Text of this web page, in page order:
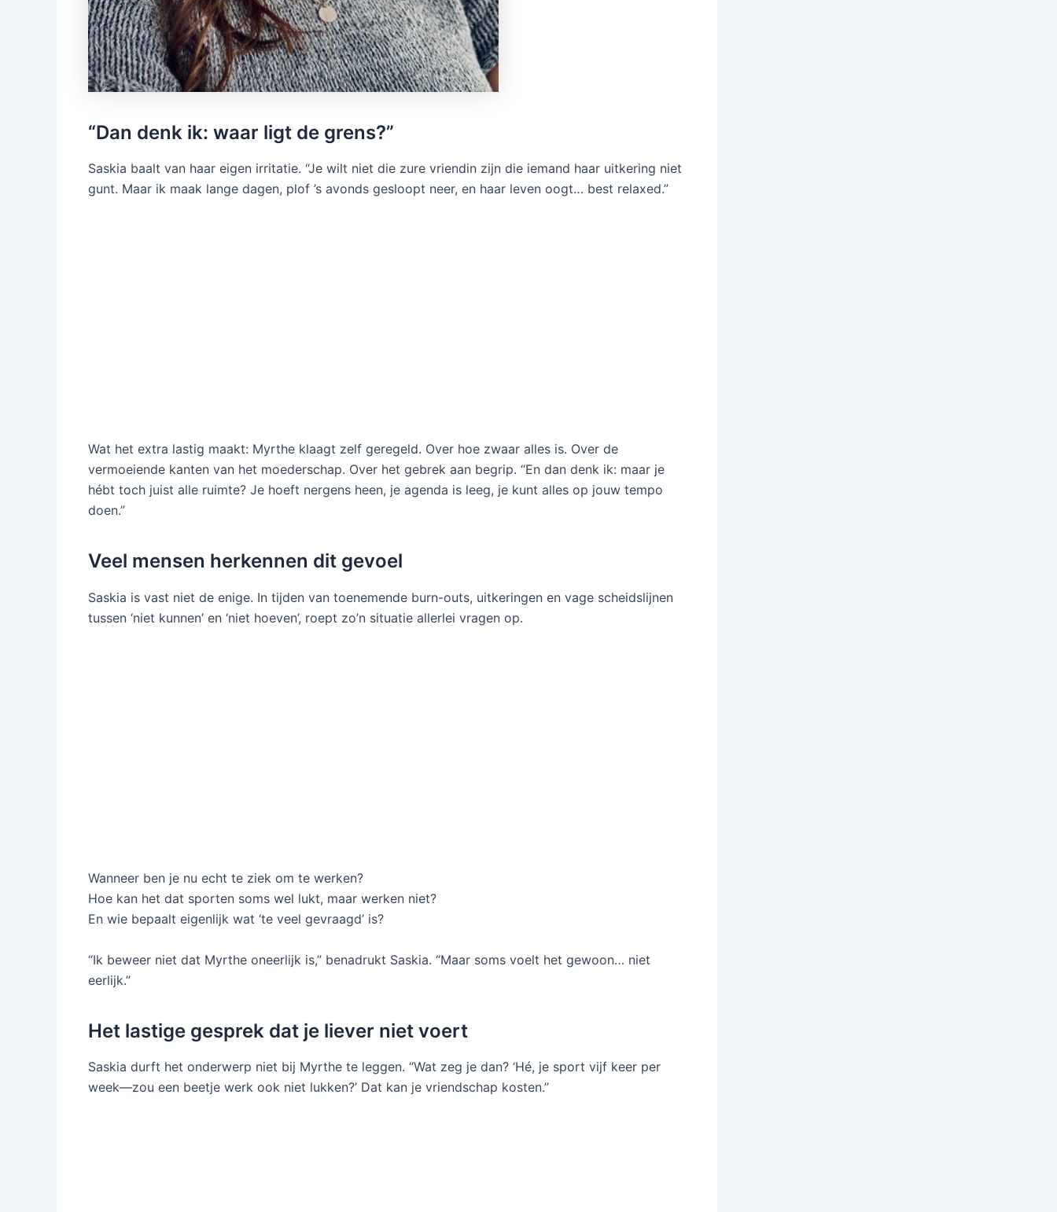
“Dan denk ik: waar ligt de grens?”
Saskia baalt van haar eigen irritatie. “Je wilt niet die zure vriendin zijn die iemand haar uitkering niet
gunt. Maar ik maak lange dagen, plof ’s avonds gesloopt neer, en haar leven oogt… best relaxed.”
Wat het extra lastig maakt: Myrthe klaagt zelf geregeld. Over hoe zwaar alles is. Over de
vermoeiende kanten van het moederschap. Over het gebrek aan begrip. “En dan denk ik: maar je
hébt toch juist alle ruimte? Je hoeft nergens heen, je agenda is leeg, je kunt alles op jouw tempo
doen.”
Veel mensen herkennen dit gevoel
Saskia is vast niet de enige. In tijden van toenemende burn-outs, uitkeringen en vage scheidslijnen
tussen ‘niet kunnen’ en ‘niet hoeven’, roept zo’n situatie allerlei vragen op.
Wanneer ben je nu echt te ziek om te werken?
Hoe kan het dat sporten soms wel lukt, maar werken niet?
En wie bepaalt eigenlijk wat ‘te veel gevraagd’ is?
“Ik beweer niet dat Myrthe oneerlijk is,” benadrukt Saskia. “Maar soms voelt het gewoon… niet
eerlijk.”
Het lastige gesprek dat je liever niet voert
Saskia durft het onderwerp niet bij Myrthe te leggen. “Wat zeg je dan? ‘Hé, je sport vijf keer per
week—zou een beetje werk ook niet lukken?’ Dat kan je vriendschap kosten.”